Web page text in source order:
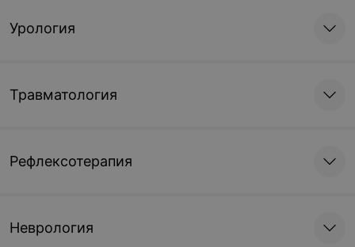
Урология
Травматология
Рефлексотерапия
Неврология